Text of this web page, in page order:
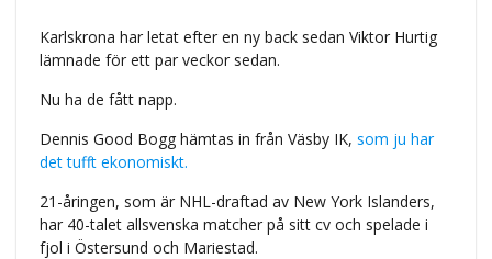
Karlskrona har letat efter en ny back sedan Viktor Hurtig
lämnade för ett par veckor sedan.
Nu ha de fått napp.
Dennis Good Bogg hämtas in från Väsby IK, som ju har
det tufft ekonomiskt.
21-åringen, som är NHL-draftad av New York Islanders,
har 40-talet allsvenska matcher på sitt cv och spelade i
fjol i Östersund och Mariestad.